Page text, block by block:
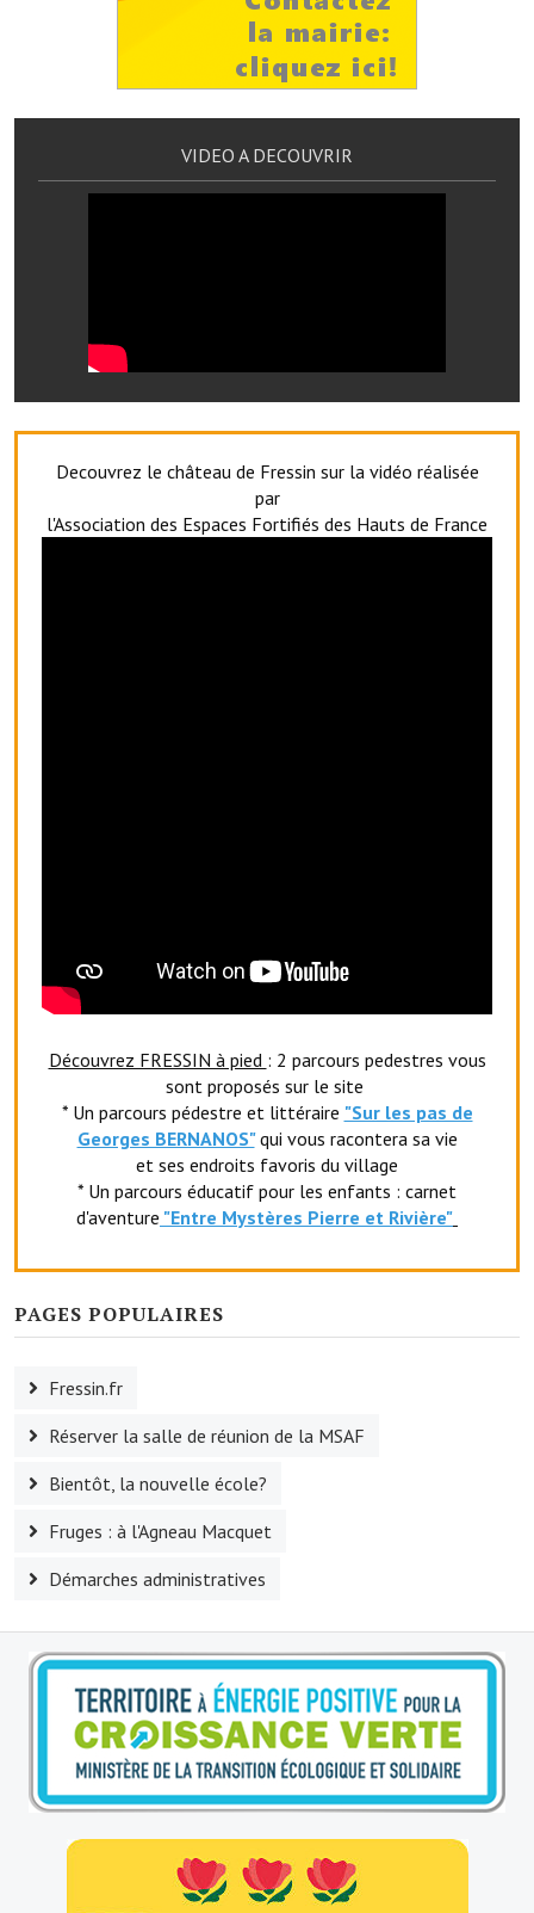
Equipements sportifs
Commerçants, artisans
Agents immobiliers
Salle Georges Delépine
Maison des services et des associations fressinoises
Le comité des fêtes
L'association Avotra-France
Le foyer de la Planquette
L'association des anciens combattants
L'association des anciens sapeurs-pompiers volontaires
Village sportif
L'US Crequy Fressin
La société de chasse
TOURISME, PATRIMOINE
Fressin, ville d'histoire
L'église
Les panneaux du patrimoine
Le château
Georges Bernanos
VIDEO A DECOUVRIR
Decouvrez le château de Fressin sur la vidéo réalisée
par
l'Association des Espaces Fortifiés des Hauts de France
Découvrez FRESSIN à pied : 2 parcours pedestres vous
sont proposés sur le site
* Un parcours pédestre et littéraire "Sur les pas de
Georges BERNANOS" qui vous racontera sa vie
et ses endroits favoris du village
* Un parcours éducatif pour les enfants : carnet
d'aventure "Entre Mystères Pierre et Rivière"
PAGES POPULAIRES
Fressin.fr
Réserver la salle de réunion de la MSAF
Bientôt, la nouvelle école?
Fruges : à l'Agneau Macquet
Démarches administratives